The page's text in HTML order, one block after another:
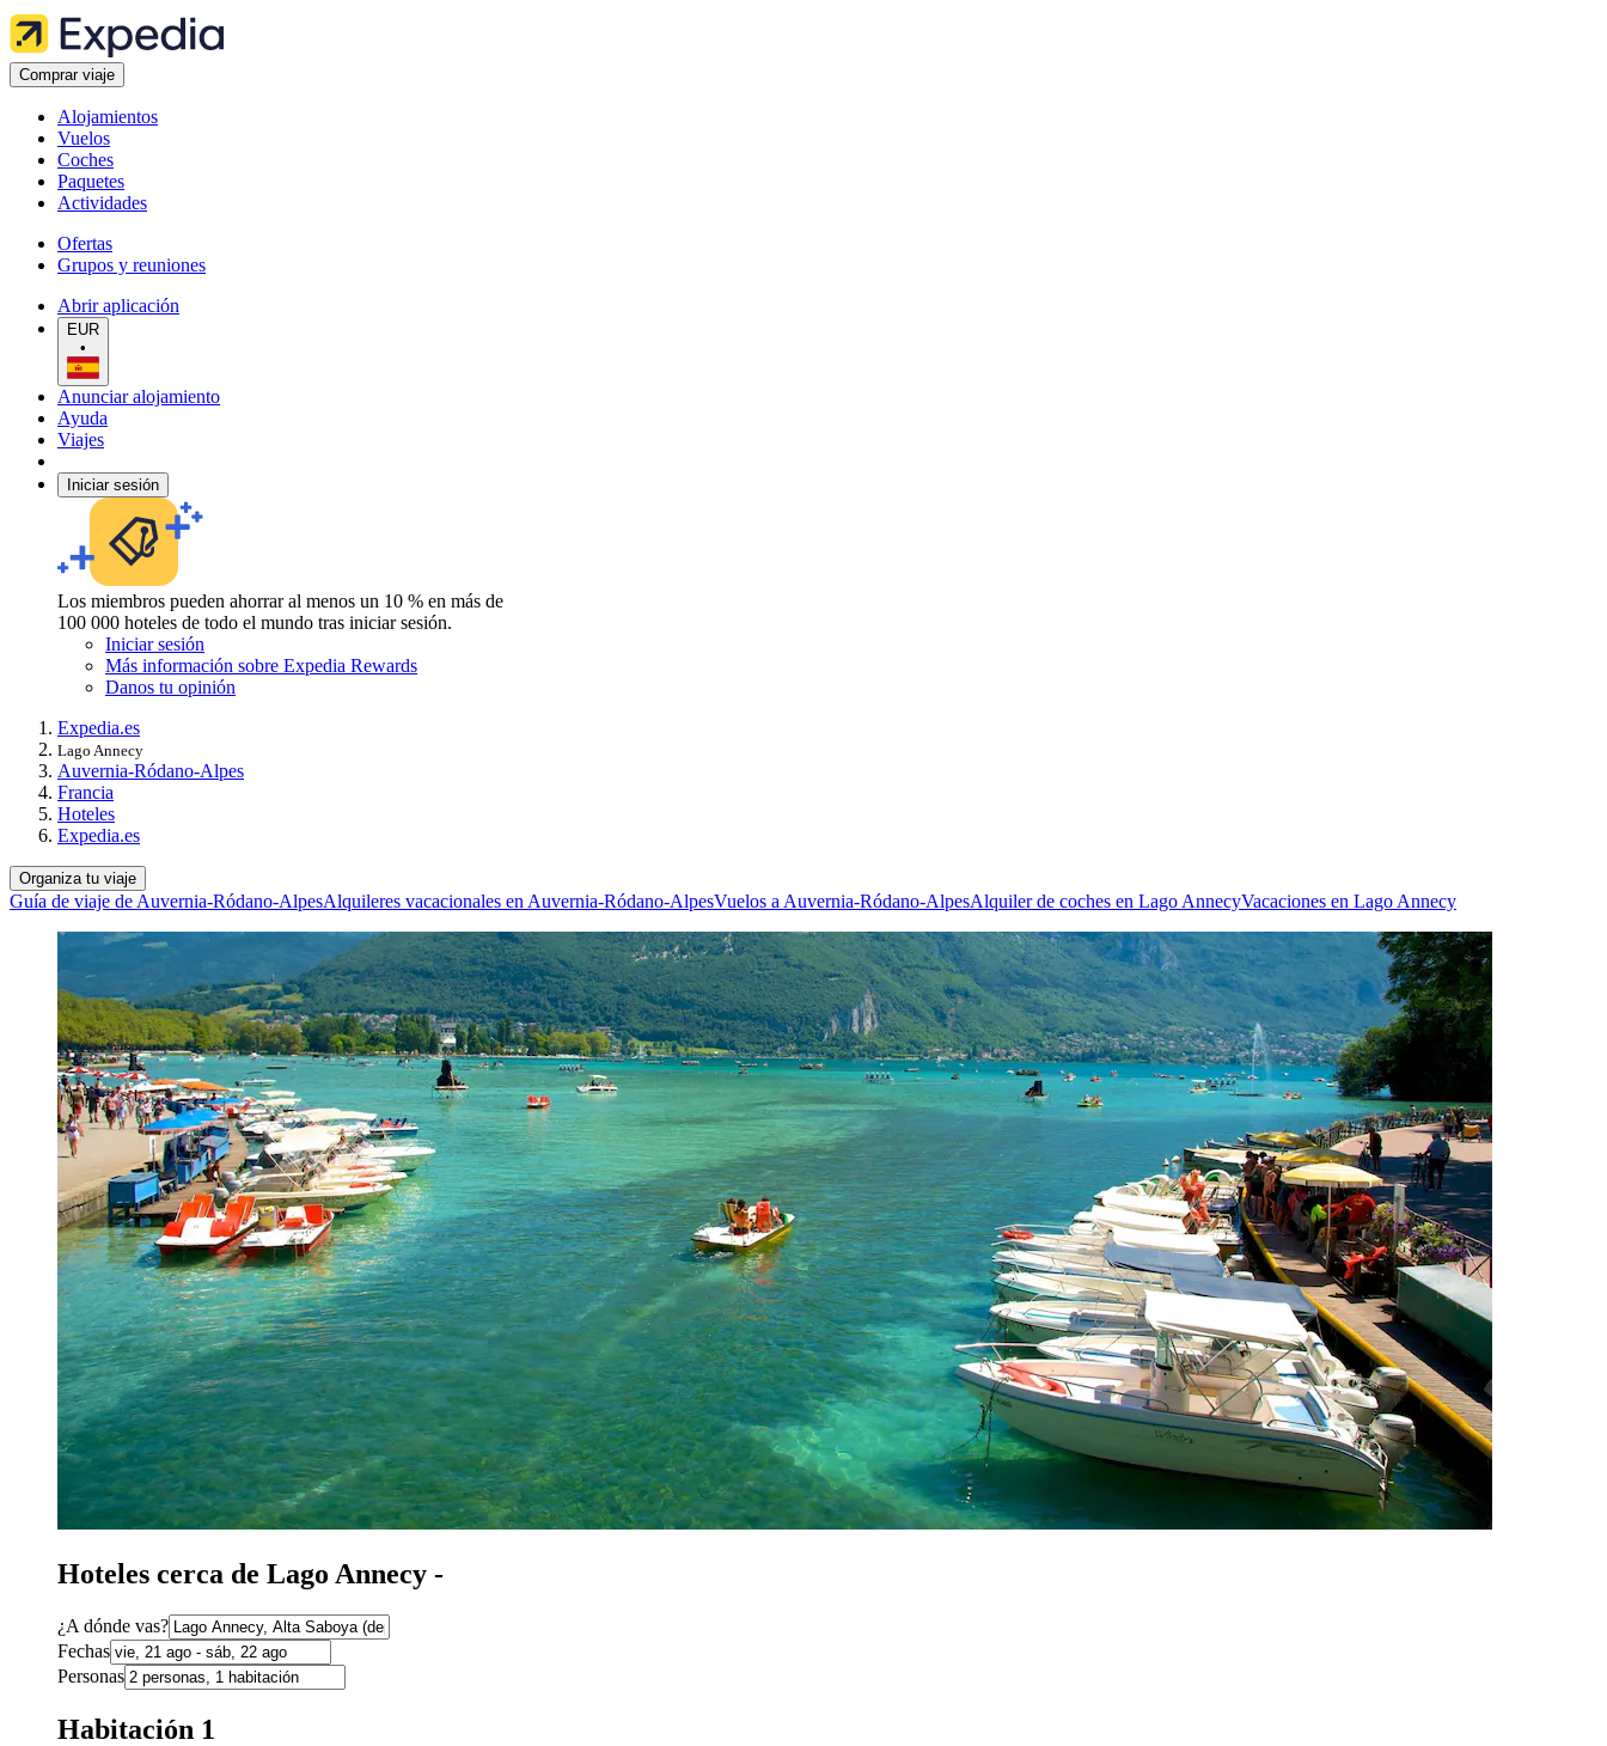
Comprar viaje
Alojamientos
Vuelos
Coches
Paquetes
Actividades
Ofertas
Grupos y reuniones
Abrir aplicación
EUR
•
Anunciar alojamiento
Ayuda
Viajes
Iniciar sesión
Los miembros pueden ahorrar al menos un 10 % en más de
100 000 hoteles de todo el mundo tras iniciar sesión.
Iniciar sesión
Más información sobre Expedia Rewards
Danos tu opinión
Expedia.es
Lago Annecy
Auvernia-Ródano-Alpes
Francia
Hoteles
Expedia.es
Organiza tu viaje
Guía de viaje de Auvernia-Ródano-AlpesAlquileres vacacionales en Auvernia-Ródano-AlpesVuelos a Auvernia-Ródano-AlpesAlquiler de coches en Lago AnnecyVacaciones en Lago Annecy
Hoteles cerca de Lago Annecy -
¿A dónde vas?
Fechas
Personas
Habitación 1